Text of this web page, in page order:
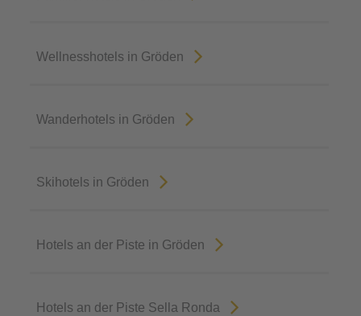
Wellnesshotels in Gröden
Wanderhotels in Gröden
Skihotels in Gröden
Hotels an der Piste in Gröden
Hotels an der Piste Sella Ronda